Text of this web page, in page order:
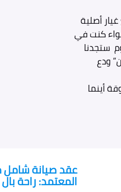
أصلية
كنت في
ستجدنا
ودع
أينما
عقد صيانة شامل
المعتمد: راحة